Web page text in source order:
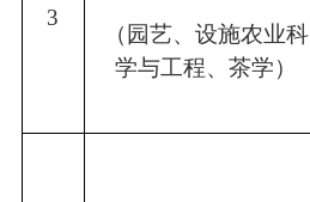
3
（园艺、设施农业科
学与工程、茶学）